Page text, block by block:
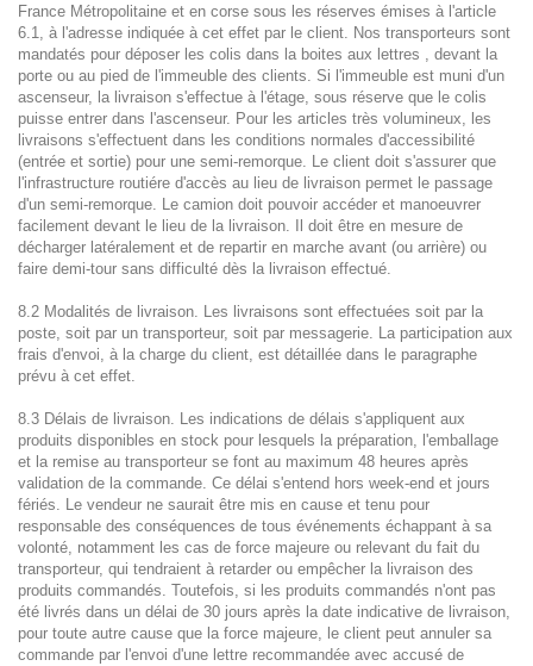
France Métropolitaine et en corse sous les réserves émises à l'article
6.1, à l'adresse indiquée à cet effet par le client. Nos transporteurs sont
mandatés pour déposer les colis dans la boites aux lettres , devant la
porte ou au pied de l'immeuble des clients. Si l'immeuble est muni d'un
ascenseur, la livraison s'effectue à l'étage, sous réserve que le colis
puisse entrer dans l'ascenseur. Pour les articles très volumineux, les
livraisons s'effectuent dans les conditions normales d'accessibilité
(entrée et sortie) pour une semi-remorque. Le client doit s'assurer que
l'infrastructure routiére d'accès au lieu de livraison permet le passage
d'un semi-remorque. Le camion doit pouvoir accéder et manoeuvrer
facilement devant le lieu de la livraison. Il doit être en mesure de
décharger latéralement et de repartir en marche avant (ou arrière) ou
faire demi-tour sans difficulté dès la livraison effectué.
8.2 Modalités de livraison. Les livraisons sont effectuées soit par la
poste, soit par un transporteur, soit par messagerie. La participation aux
frais d'envoi, à la charge du client, est détaillée dans le paragraphe
prévu à cet effet.
8.3 Délais de livraison. Les indications de délais s'appliquent aux
produits disponibles en stock pour lesquels la préparation, l'emballage
et la remise au transporteur se font au maximum 48 heures après
validation de la commande. Ce délai s'entend hors week-end et jours
fériés. Le vendeur ne saurait être mis en cause et tenu pour
responsable des conséquences de tous événements échappant à sa
volonté, notamment les cas de force majeure ou relevant du fait du
transporteur, qui tendraient à retarder ou empêcher la livraison des
produits commandés. Toutefois, si les produits commandés n'ont pas
été livrés dans un délai de 30 jours après la date indicative de livraison,
pour toute autre cause que la force majeure, le client peut annuler sa
commande par l'envoi d'une lettre recommandée avec accusé de